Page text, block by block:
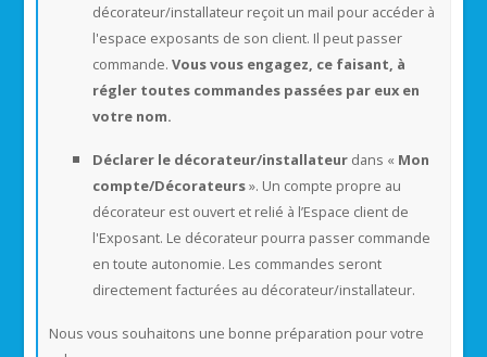
décorateur/installateur reçoit un mail pour accéder à
l'espace exposants de son client. Il peut passer
commande.Vous vous engagez, ce faisant, à
régler toutes commandes passées par eux en
votre nom.
Déclarer le décorateur/installateur dans « Mon
compte/Décorateurs». Un compte propre au
décorateur est ouvert et relié à l’Espace client de
l'Exposant. Le décorateur pourra passer commande
en toute autonomie. Les commandes seront
directement facturées au décorateur/installateur.
Nous vous souhaitons une bonne préparation pour votre